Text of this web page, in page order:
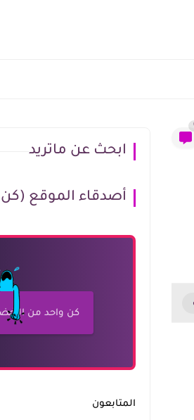
ابحث عن ماتريد
أصدقاء الموقع
كن واحد من
المتابعون